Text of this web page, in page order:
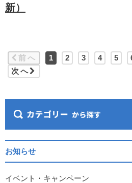
新）
前へ 1 2 3 4 5
次へ
お知らせ
イベント・キャンペーン